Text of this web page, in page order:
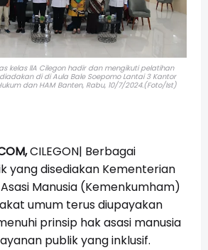
kelas llA Cilegon hadir dan mengikuti pelatihan
didi Aula Bale Soepomo Lantai 3 Kantor
dan HAM Banten, Rabu, 10/7/2024.(Foto/Ist)
CILEGON| Berbagai
yang disediakan Kementerian
Manusia (Kemenkumham)
umum terus diupayakan
prinsip hak asasi manusia
publik yang inklusif.